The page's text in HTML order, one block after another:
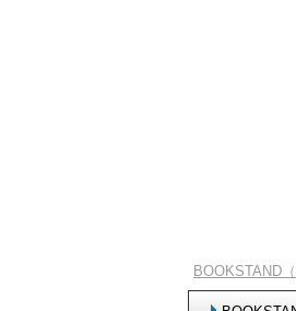
BOOKSTAND